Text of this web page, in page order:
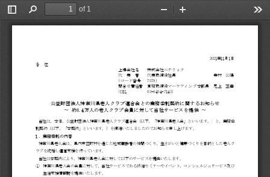
Toggle
Sidebar
Find
of 1
Zoom
Out
In
各  位
公益財団法人 神奈川 県老 人
当社は、 本日
託契約（以下
１
．業務委託
神奈川県
老人
ラブを統括
し
当社は本契約
①
神奈川県老人会
生活支援情報誌
公益財団法 人神奈川 県老 人
〜 約8
本日 、公益財団法人神奈川県老人
以下
、「本契約
」
委託の内容
老人
会は、 県内市
し運営支援を行
本契約
により、 神奈川県老人会
神奈川県老人会
の会員
生活支援情報誌
を提供
公益財団法 人神奈川 県老 人
8 4万人 の老 人
公益財団法人神奈川県老人
」 といいます
県内市 区町村
を
行っています
神奈川県老人会
会員
に対して
、
提供
いた
します
上場会社名
代
（コード
問合
（TEL
公益財団法人 神奈川 県老 人 ク ラブ
老 人 ク ラブ
公益財団法人神奈川県老人
クラブ
といいます
。）を締結 いた
を通じた
地域高齢者
っています
神奈川県老人会
に対して
以下
、当社
サービスである
します
。
上場会社名
表  者
コード
番号
問合
せ責任者
TEL
ク ラブ連合会 との
ク ラブ会員 に 対して
クラブ 連合会（以下
いた
しま した
地域高齢者 の仲間 づくり
以下
のサービスを
サービスである
終活 セミナーやイベント
株式会社
ニチリョク
代表取締役社長
7578）
常務取締役
03-6454-7143
との業務委託
して当 社サービス を
以下 、「神奈川県老人会
した
のでお知らせ
づくり 、生きがいと
のサービスを 提供
いた
セミナーやイベント
ニチリョク
代表取締役社長
マーケティング
7143 ）
委託契約に 関す るお
サービス を提供
神奈川県老人会 」
といいます
らせ
申し上げます
きがいと 健康 づくりを
いた
します。
セミナーやイベント
、コンシェルジュサービス
2021
マーケティング 本部長
関す るお知らせ
提供 〜
といいます
げます
。
づくりを 目的 とした
コンシェルジュサービス
2021 年11月1日
寺村  公陽
尾上  正幸
らせ
と、業務 委
とした 老人 ク
コンシェルジュサービス 及び
委
ク
び